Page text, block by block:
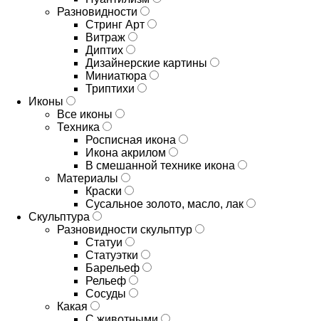
Разновидности
Стринг Арт
Витраж
Диптих
Дизайнерские картины
Миниатюра
Триптихи
Иконы
Все иконы
Техника
Росписная икона
Икона акрилом
В смешанной технике икона
Материалы
Краски
Сусальное золото, масло, лак
Скульптура
Разновидности скульптур
Статуи
Статуэтки
Барельеф
Рельеф
Сосуды
Какая